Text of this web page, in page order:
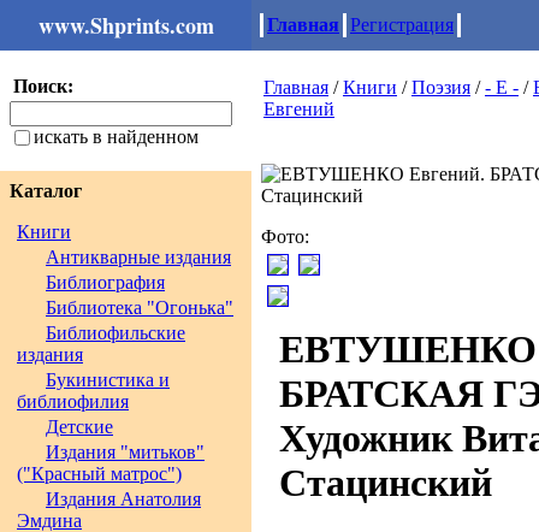
www.Shprints.com Главная Регистрация
Поиск:
искать в найденном
Каталог
Книги
Антикварные издания
Библиография
Библиотека "Огонька"
Библиофильские
издания
Букинистика и
библиофилия
Детские
Издания "митьков"
("Красный матрос")
Издания Анатолия
Эмдина
Главная /Книги /Поэзия /- Е - /
Евгений
Фото:
ЕВТУШЕНКО
БРАТСКАЯ
Художник
Стацинский